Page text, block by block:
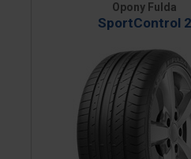
Opony Fulda
SportControl 2